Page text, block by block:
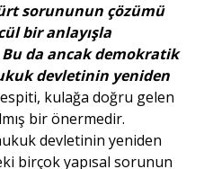
sorununun çözümü
bir anlayışla
da ancak demokratik
devletinin yeniden
kulağa doğru gelen
bir önermedir.
devletinin yeniden
birçok yapısal sorunun